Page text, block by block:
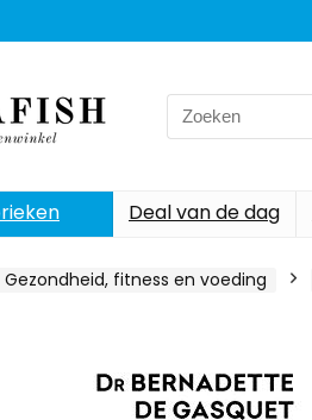
Search
for:
Deal van de dag
Gezondheid, fitness en voeding